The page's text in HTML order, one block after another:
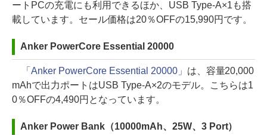
ートPCの充電にも利用できるほか、USB Type-A×1も搭
載しています。セール価格は20％OFFの15,990円です。
Anker PowerCore Essential 20000
「Anker PowerCore Essential 20000」 は、容量20,000
mAhで出力ポートはUSB Type-A×2のモデル。こちらは1
0％OFFの4,490円となっています。
Anker Power Bank（10000mAh、25W、3 Port）